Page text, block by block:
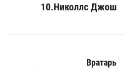
10.Николлс Джош
Вратарь